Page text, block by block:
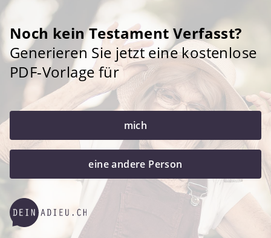
Noch kein Testament Verfasst?
Generieren Sie jetzt eine kostenlose
PDF-Vorlage für
mich
eine andere Person